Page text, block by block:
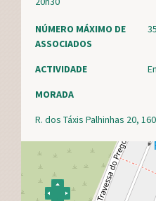
NÚMERO MÁXIMO DE
ASSOCIADOS
ACTIVIDADE
MORADA
R. dos Táxis Palhinhas 20,